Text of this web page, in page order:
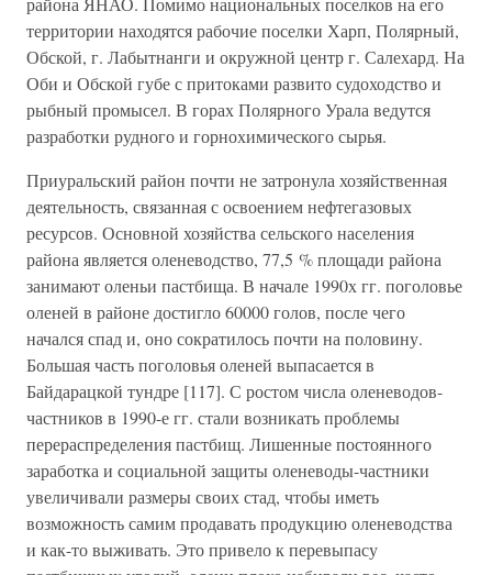
территории находятся рабочие поселки Харп, Полярный,
Обской, г. Лабытнанги и окружной центр г. Салехард. На
Оби и Обской губе с притоками развито судоходство и
рыбный промысел. В горах Полярного Урала ведутся
разработки рудного и горнохимического сырья.
Приуральский район почти не затронула хозяйственная
деятельность, связанная с освоением нефтегазовых
ресурсов. Основной хозяйства сельского населения
района является оленеводство, 77,5 % площади района
занимают оленьи пастбища. В начале 1990х гг. поголовье
оленей в районе достигло 60000 голов, после чего
начался спад и, оно сократилось почти на половину.
Большая часть поголовья оленей выпасается в
Байдарацкой тундре [117]. С ростом числа оленеводов-
частников в 1990-е гг. стали возникать проблемы
перераспределения пастбищ. Лишенные постоянного
заработка и социальной защиты оленеводы-частники
увеличивали размеры своих стад, чтобы иметь
возможность самим продавать продукцию оленеводства
и как-то выживать. Это привело к перевыпасу